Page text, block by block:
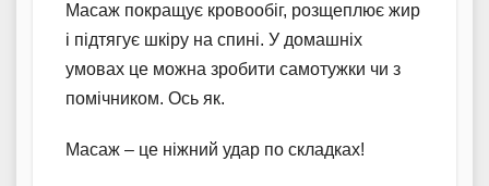
Масаж покращує кровообіг, розщеплює жир
і підтягує шкіру на спині. У домашніх
умовах це можна зробити самотужки чи з
помічником. Ось як.
Масаж – це ніжний удар по складках!